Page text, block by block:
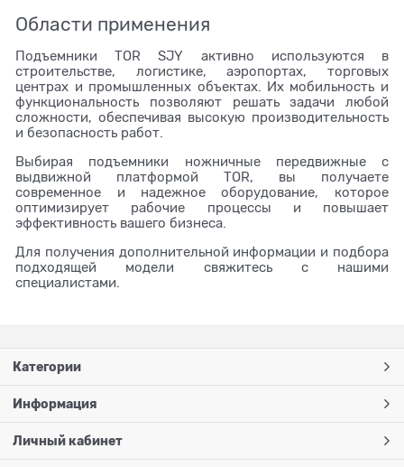
Области применения
Подъемники TOR SJY активно используются в
строительстве, логистике, аэропортах, торговых
центрах и промышленных объектах. Их мобильность и
функциональность позволяют решать задачи любой
сложности, обеспечивая высокую производительность
и безопасность работ.
Выбирая подъемники ножничные передвижные с
выдвижной платформой TOR, вы получаете
современное и надежное оборудование, которое
оптимизирует рабочие процессы и повышает
эффективность вашего бизнеса.
Для получения дополнительной информации и подбора
подходящей модели свяжитесь с нашими
специалистами.
Категории
Информация
Личный кабинет